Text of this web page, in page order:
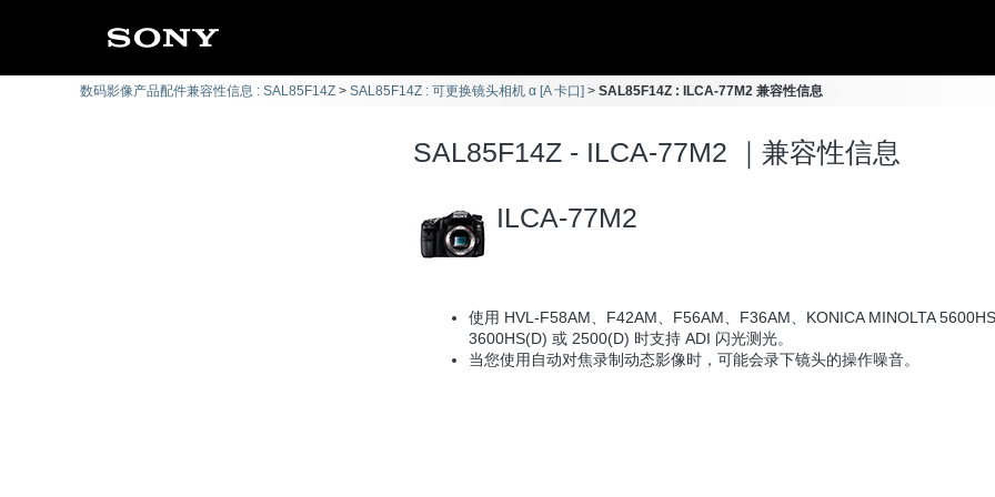
数码影像产品配件兼容性信息 : SAL85F14Z SAL85F14Z : 可更换镜头相机 α [A 卡口] SAL85F14Z : ILCA-77M2 兼容性信息
SAL85F14Z - ILCA-77M2 ｜兼容性信息
ILCA-77M2
使用 HVL-F58AM、F42AM、F56AM、F36AM、KONICA MINOLTA
3600HS(D) 或 2500(D) 时支持 ADI 闪光测光。
当您使用自动对焦录制动态影像时，可能会录下镜头的操作噪音。